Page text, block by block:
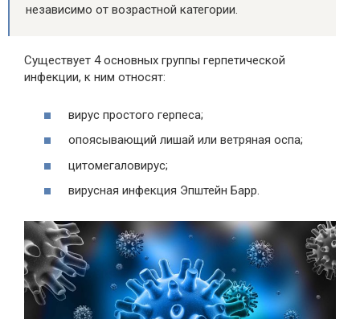
независимо от возрастной категории.
Существует 4 основных группы герпетической
инфекции, к ним относят:
вирус простого герпеса;
опоясывающий лишай или ветряная оспа;
цитомегаловирус;
вирусная инфекция Эпштейн Барр.